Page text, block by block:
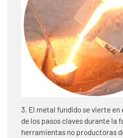
3. El metal fundido se vierte en
de los pasos claves durante la
herramientas no productoras